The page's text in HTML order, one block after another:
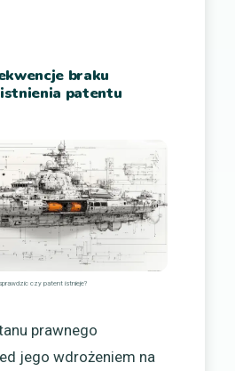
braku
patentu
czy patent istnieje?
prawnego
jego wdrożeniem na